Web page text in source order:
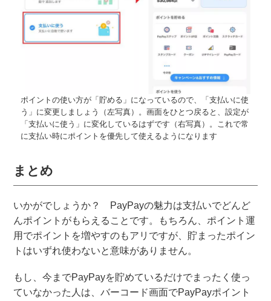
ポイントの使い方が「貯める」になっているので、「支払いに使
う」に変更しましょう（左写真）。画面をひとつ戻ると、設定が
「支払いに使う」に変化しているはずです（右写真）。これで常
に支払い時にポイントを優先して使えるようになります
まとめ
いかがでしょうか？ PayPayの魅力は支払いでどんど
んポイントがもらえることです。もちろん、ポイント運
用でポイントを増やすのもアリですが、貯まったポイン
トはいずれ使わないと意味がありません。
もし、今までPayPayを貯めているだけでまったく使っ
ていなかった人は、バーコード画面でPayPayポイント